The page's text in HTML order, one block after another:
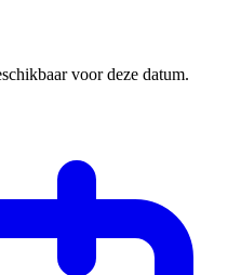
voor deze datum.